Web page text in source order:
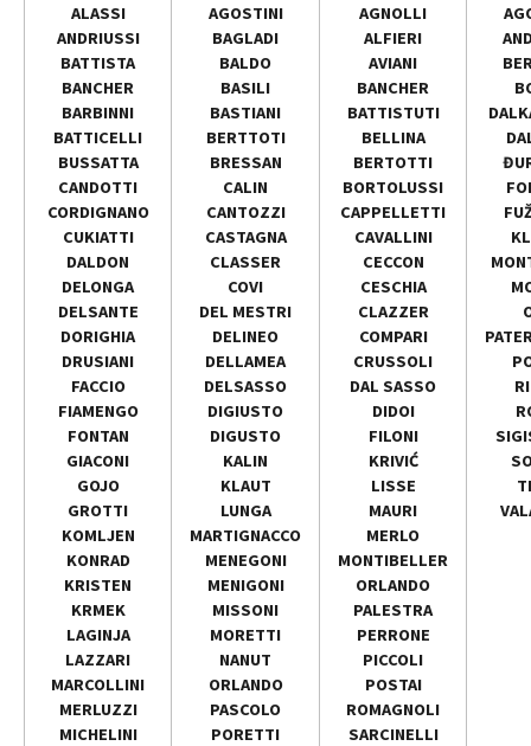
ALASSI
ANDRIUSSI
BATTISTA
BANCHER
BARBINNI
BATTICELLI
BUSSATTA
CANDOTTI
CORDIGNANO
CUKIATTI
DALDON
DELONGA
DELSANTE
DORIGHIA
DRUSIANI
FACCIO
FIAMENGO
FONTAN
GIACONI
GOJO
GROTTI
KOMLJEN
KONRAD
KRISTEN
KRMEK
LAGINJA
LAZZARI
MARCOLLINI
MERLUZZI
MICHELINI
AGOSTINI
BAGLADI
BALDO
BASILI
BASTIANI
BERTTOTI
BRESSAN
CALIN
CANTOZZI
CASTAGNA
CLASSER
COVI
DEL MESTRI
DELINEO
DELLAMEA
DELSASSO
DIGIUSTO
DIGUSTO
KALIN
KLAUT
LUNGA
MARTIGNACCO
MENEGONI
MENIGONI
MISSONI
MORETTI
NANUT
ORLANDO
PASCOLO
PORETTI
AGNOLLI
ALFIERI
AVIANI
BANCHER
BATTISTUTI
BELLINA
BERTOTTI
BORTOLUSSI
CAPPELLETTI
CAVALLINI
CECCON
CESCHIA
CLAZZER
COMPARI
CRUSSOLI
DAL SASSO
DIDOI
FILONI
KRIVIĆ
LISSE
MAURI
MERLO
MONTIBELLER
ORLANDO
PALESTRA
PERRONE
PICCOLI
POSTAI
ROMAGNOLI
SARCINELLI